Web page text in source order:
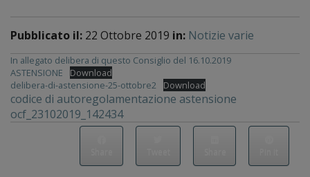
Pubblicato il: 22 Ottobre 2019 in: Notizie varie
In allegato delibera di questo Consiglio del 16.10.2019
ASTENSIONE
Download
delibera-di-astensione-25-ottobre2
Download
codice di autoregolamentazione astensione
ocf_23102019_142434